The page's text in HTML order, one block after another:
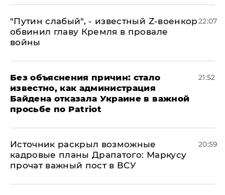
​"Путин слабый", - известный Z-военкор
обвинил главу Кремля в провале
войны
22:07
Без объяснения причин: стало
известно, как администрация
Байдена отказала Украине в важной
просьбе по Patriot
21:52
​Источник раскрыл возможные
кадровые планы Драпатого: Маркусу
прочат важный пост в ВСУ
20:59